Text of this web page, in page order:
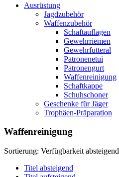
Ausrüstung
Jagdzubehör
Waffenzubehör
Schaftauflagen
Gewehrriemen
Gewehrfutteral
Patronenetui
Patronengurt
Waffenreinigung
Schaftkappe
Schuhschoner
Geschenke für Jäger
Trophäen-Präparation
Waffenreinigung
Sortierung: Verfügbarkeit absteigend
Titel absteigend